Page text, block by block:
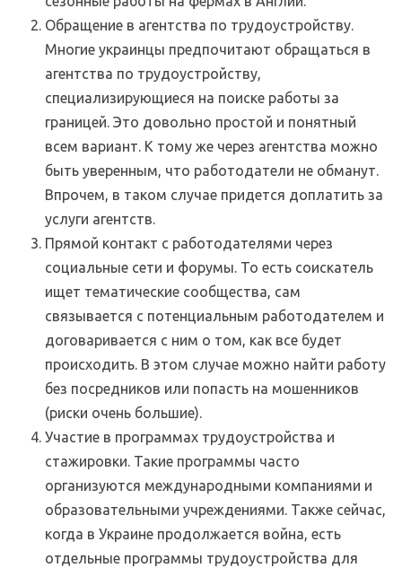
Обращение в агентства по трудоустройству.
Многие украинцы предпочитают обращаться в
агентства по трудоустройству,
специализирующиеся на поиске работы за
границей. Это довольно простой и понятный
всем вариант. К тому же через агентства можно
быть уверенным, что работодатели не обманут.
Впрочем, в таком случае придется доплатить за
услуги агентств.
Прямой контакт с работодателями через
социальные сети и форумы. То есть соискатель
ищет тематические сообщества, сам
связывается с потенциальным работодателем и
договаривается с ним о том, как все будет
происходить. В этом случае можно найти работу
без посредников или попасть на мошенников
(риски очень большие).
Участие в программах трудоустройства и
стажировки. Такие программы часто
организуются международными компаниями и
образовательными учреждениями. Также сейчас,
когда в Украине продолжается война, есть
отдельные программы трудоустройства для